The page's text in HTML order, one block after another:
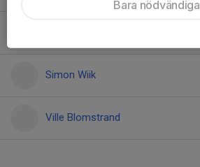
Simon Wiik
Ville Blomstrand
Bara nödvändiga